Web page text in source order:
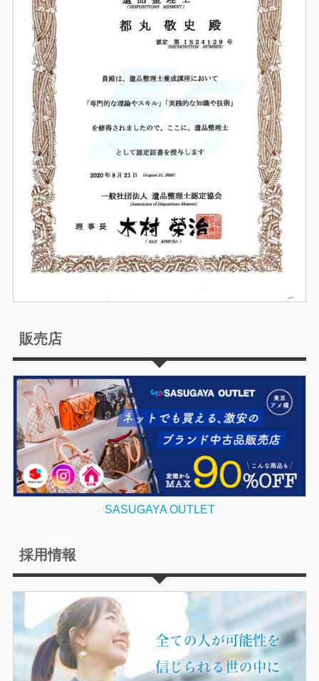
販売店
SASUGAYA OUTLET
採用情報